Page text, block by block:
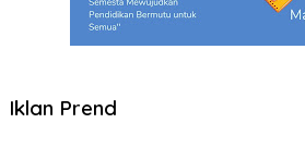
Iklan Prend